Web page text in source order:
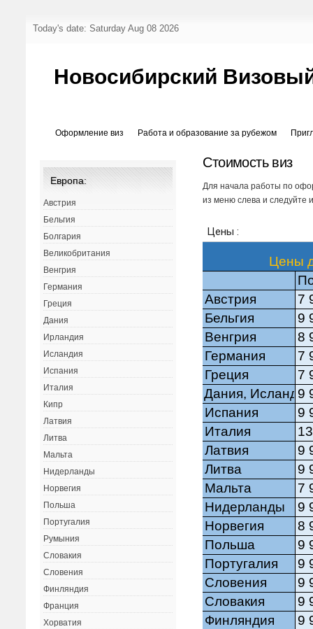
Today's date: Saturday Aug 08 2026
Новосибирский
Оформление виз Работа и образование за рубежом
Стоимость виз
Для начала работы по
из меню слева и следуйте
Европа:
Австрия
Бельгия
Болгария
Великобритания
Венгрия
Германия
Греция
Дания
Ирландия
Исландия
Испания
Италия
Кипр
Латвия
Литва
Мальта
Нидерланды
Норвегия
Польша
Португалия
Румыния
Словакия
Словения
Финляндия
Франция
Хорватия